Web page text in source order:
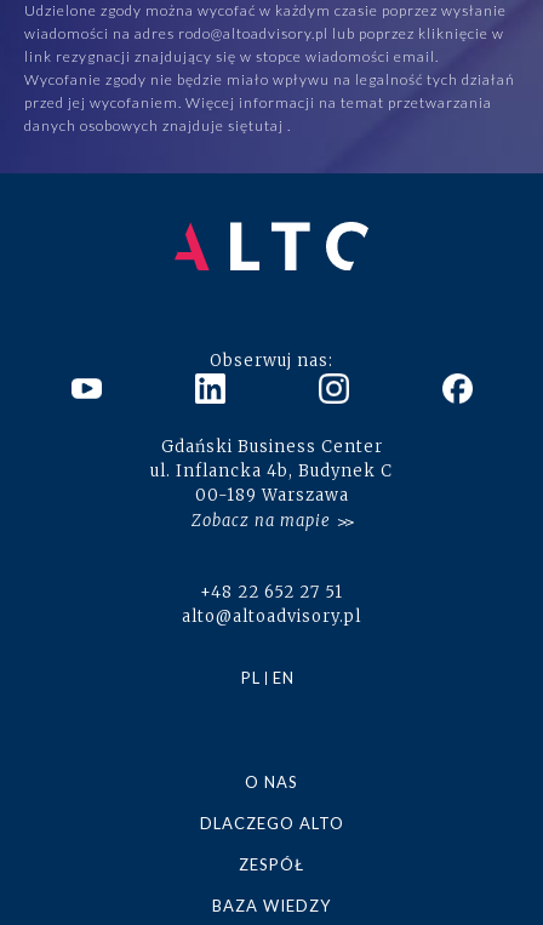
Udzielone zgody można wycofać w każdym czasie poprzez wysłanie
wiadomości na adres rodo@altoadvisory.pl lub poprzez kliknięcie w
link rezygnacji znajdujący się w stopce wiadomości email.
Wycofanie zgody nie będzie miało wpływu na legalność tych działań
przed jej wycofaniem. Więcej informacji na temat przetwarzania
danych osobowych znajduje siętutaj
Obserwuj nas:
Gdański Business Center
ul. Inflancka 4b, Budynek C
00-189 Warszawa
Zobacz na mapie
+48 22 652 27 51
alto@altoadvisory.pl
PL EN
O NAS
DLACZEGO ALTO
ZESPÓŁ
BAZA WIEDZY